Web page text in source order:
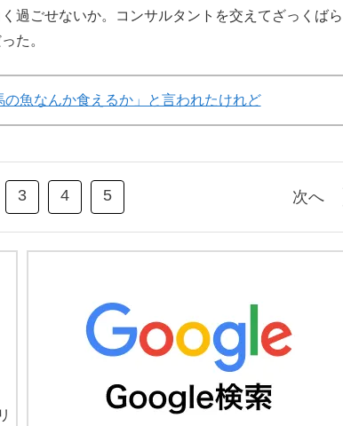
過ごせないか。コンサルタントを交えてざっくばら
た。
の魚なんか食えるか」と言われたけれど
3 4 5 次へ